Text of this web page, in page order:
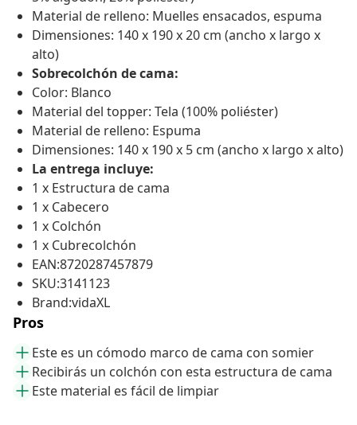
Material de relleno: Muelles ensacados, espuma
Dimensiones: 140 x 190 x 20 cm (ancho x largo x
alto)
Sobrecolchón de cama:
Color: Blanco
Material del topper: Tela (100% poliéster)
Material de relleno: Espuma
Dimensiones: 140 x 190 x 5 cm (ancho x largo x alto)
La entrega incluye:
1 x Estructura de cama
1 x Cabecero
1 x Colchón
1 x Cubrecolchón
EAN:8720287457879
SKU:3141123
Brand:vidaXL
Pros
Este es un cómodo marco de cama con somier
Recibirás un colchón con esta estructura de cama
Este material es fácil de limpiar